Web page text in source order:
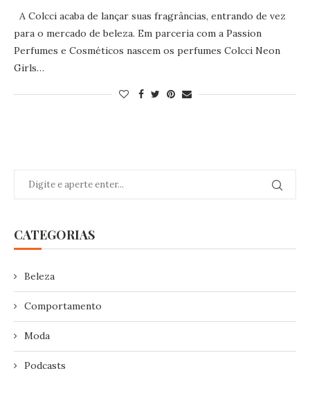
A Colcci acaba de lançar suas fragrâncias, entrando de vez
para o mercado de beleza. Em parceria com a Passion
Perfumes e Cosméticos nascem os perfumes Colcci Neon
Girls…
CATEGORIAS
Beleza
Comportamento
Moda
Podcasts